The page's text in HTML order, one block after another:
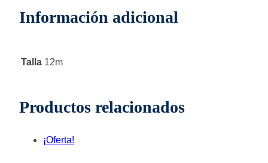
Información adicional
Talla 12m
Productos relacionados
¡Oferta!